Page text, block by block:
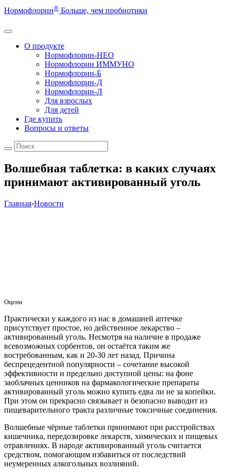
Нормофлорин® Больше, чем пробиотики
О продукте
Нормофлорин-НЕО
Нормофлорин ИММУНО
Нормофлорин-Б
Нормофлорин-Д
Нормофлорин-Л
Для взрослых
Для детей
Где купить
Вопросы и ответы
Волшебная таблетка: в каких случаях
принимают активированный уголь
Главная›Новости
Оцени
Практически у каждого из нас в домашней аптечке
присутствует простое, но действенное лекарство –
активированный уголь. Несмотря на наличие в продаже
всевозможных сорбентов, он остаётся таким же
востребованным, как и 20-30 лет назад. Причина
беспрецедентной популярности – сочетание высокой
эффективности и предельно доступной цены: на фоне
заоблачных ценников на фармакологические препараты
активированный уголь можно купить едва ли не за копейки.
При этом он прекрасно связывает и безопасно выводит из
пищеварительного тракта различные токсичные соединения.
Волшебные чёрные таблетки принимают при расстройствах
кишечника, передозировке лекарств, химических и пищевых
отравлениях. В народе активированный уголь считается
средством, помогающим избавиться от последствий
неумеренных алкогольных возлияний.